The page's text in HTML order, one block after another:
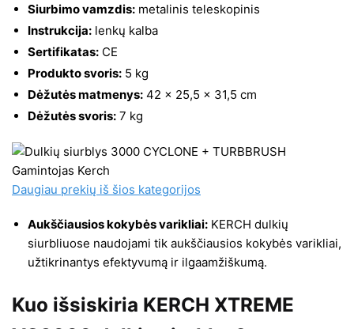
Siurbimo vamzdis: metalinis teleskopinis
Instrukcija: lenkų kalba
Sertifikatas: CE
Produkto svoris: 5 kg
Dėžutės matmenys: 42 x 25,5 x 31,5 cm
Dėžutės svoris: 7 kg
Daugiau prekių iš šios kategorijos
Aukščiausios kokybės varikliai: KERCH dulkių
siurbliuose naudojami tik aukščiausios kokybės varikliai,
užtikrinantys efektyvumą ir ilgaamžiškumą.
Kuo išsiskiria KERCH XTREME